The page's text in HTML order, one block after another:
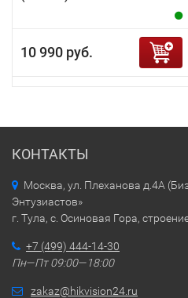
10 990 руб.
КОНТАКТЫ
Москва, ул. Плеханова д.4А
Энтузиастов»
г. Тула, с. Осиновая Гора,
+7 (499) 444-14-30
Пн—Пт 09:00—18:00
zakaz@hikvision24.ru